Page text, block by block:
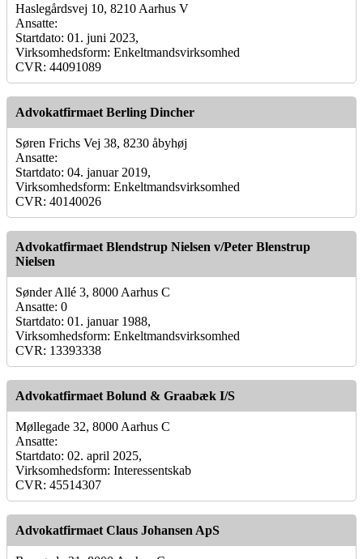
Haslegårdsvej 10, 8210 Aarhus V
Ansatte:
Startdato: 01. juni 2023,
Virksomhedsform: Enkeltmandsvirksomhed
CVR: 44091089
Advokatfirmaet Berling Dincher
Søren Frichs Vej 38, 8230 åbyhøj
Ansatte:
Startdato: 04. januar 2019,
Virksomhedsform: Enkeltmandsvirksomhed
CVR: 40140026
Advokatfirmaet Blendstrup Nielsen v/Peter Blenstrup
Nielsen
Sønder Allé 3, 8000 Aarhus C
Ansatte: 0
Startdato: 01. januar 1988,
Virksomhedsform: Enkeltmandsvirksomhed
CVR: 13393338
Advokatfirmaet Bolund & Graabæk I/S
Møllegade 32, 8000 Aarhus C
Ansatte:
Startdato: 02. april 2025,
Virksomhedsform: Interessentskab
CVR: 45514307
Advokatfirmaet Claus Johansen ApS